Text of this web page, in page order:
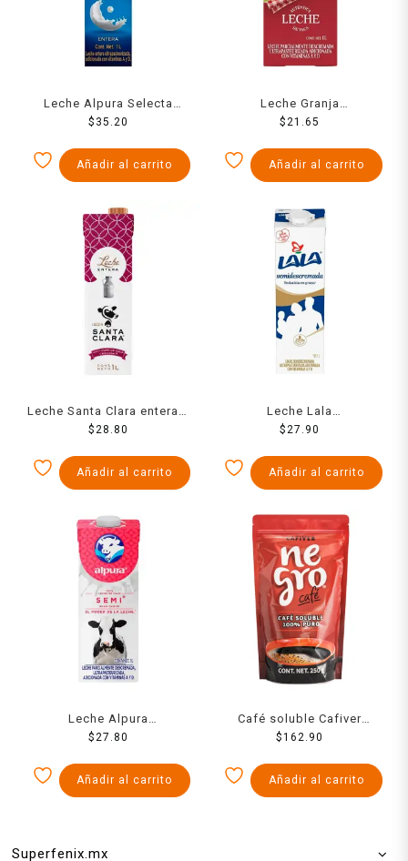
Leche Alpura Selecta
entera 1 l
$ 35.20
Añadir al carrito
Leche Granja
semidescremada 1 l
$21.65
Añadir al carrito
Leche Santa Clara entera 1
l
$28.80
Añadir al carrito
Leche Lala
semidescremada 1 l
$27.90
Añadir al carrito
Leche Alpura
semidescremada 1 l
$27.80
Añadir al carrito
Café soluble Cafiver
Negro Doypack 250 g
$162.90
Añadir al carrito
Superfenix.mx